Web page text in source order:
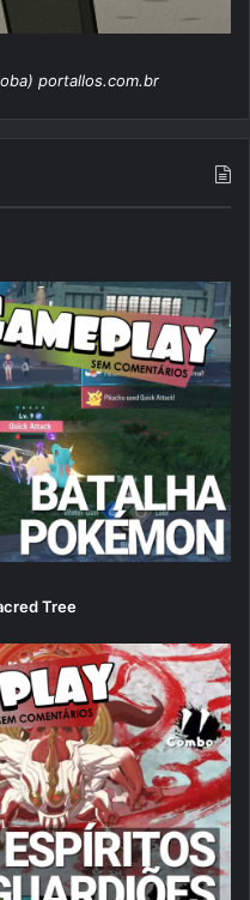
portallos.com.br
Tree